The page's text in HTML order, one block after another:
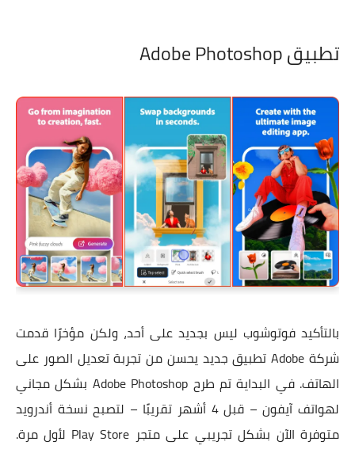
تطبيق Adobe Photoshop
بالتأكيد فوتوشوب ليس بجديد على أحد، ولكن مؤخرًا قدمت
شركة Adobe تطبيق جديد يحسن من تجربة تعديل الصور على
الهاتف. في البداية تم طرح Adobe Photoshop بشكل مجاني
لهواتف آيفون – قبل 4 أشهر تقريبًا – لتصبح نسخة أندرويد
متوفرة الآن بشكل تجريبي على متجر Play Store لأول مرة.